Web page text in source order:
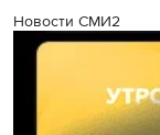
Новости СМИ2